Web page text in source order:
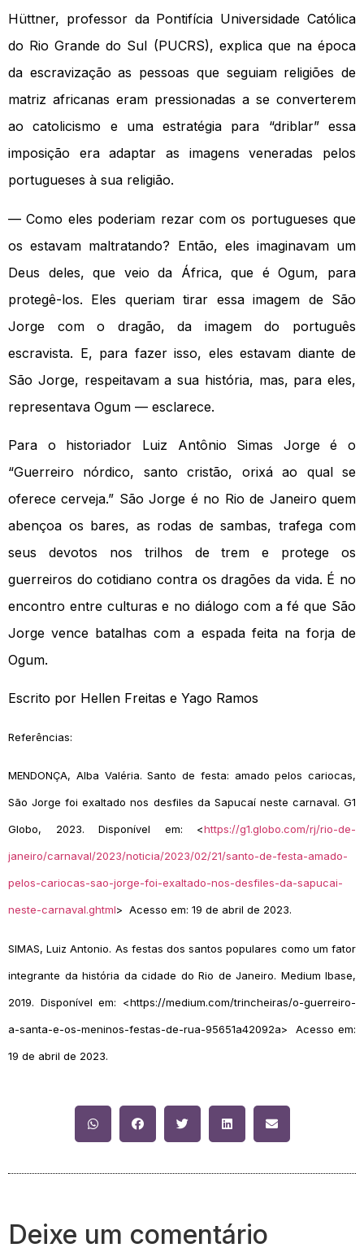
Hüttner, professor da Pontifícia Universidade Católica
do Rio Grande do Sul (PUCRS), explica que na época
da escravização as pessoas que seguiam religiões de
matriz africanas eram pressionadas a se converterem
ao catolicismo e uma estratégia para “driblar” essa
imposição era adaptar as imagens veneradas pelos
portugueses à sua religião.
— Como eles poderiam rezar com os portugueses que
os estavam maltratando? Então, eles imaginavam um
Deus deles, que veio da África, que é Ogum, para
protegê-los. Eles queriam tirar essa imagem de São
Jorge com o dragão, da imagem do português
escravista. E, para fazer isso, eles estavam diante de
São Jorge, respeitavam a sua história, mas, para eles,
representava Ogum — esclarece.
Para o historiador Luiz Antônio Simas Jorge é o
“Guerreiro nórdico, santo cristão, orixá ao qual se
oferece cerveja.” São Jorge é no Rio de Janeiro quem
abençoa os bares, as rodas de sambas, trafega com
seus devotos nos trilhos de trem e protege os
guerreiros do cotidiano contra os dragões da vida. É no
encontro entre culturas e no diálogo com a fé que São
Jorge vence batalhas com a espada feita na forja de
Ogum.
Escrito por Hellen Freitas e Yago Ramos
Referências:
MENDONÇA, Alba Valéria. Santo de festa: amado pelos cariocas,
São Jorge foi exaltado nos desfiles da Sapucaí neste carnaval. G1
Globo, 2023. Disponível em: <https://g1.globo.com/rj/rio-de-
janeiro/carnaval/2023/noticia/2023/02/21/santo-de-festa-amado-
pelos-cariocas-sao-jorge-foi-exaltado-nos-desfiles-da-sapucai-
neste-carnaval.ghtml> Acesso em: 19 de abril de 2023.
SIMAS, Luiz Antonio. As festas dos santos populares como um fator
integrante da história da cidade do Rio de Janeiro. Medium Ibase,
2019. Disponível em: <https://medium.com/trincheiras/o-guerreiro-
a-santa-e-os-meninos-festas-de-rua-95651a42092a> Acesso em:
19 de abril de 2023.
Deixe um comentário